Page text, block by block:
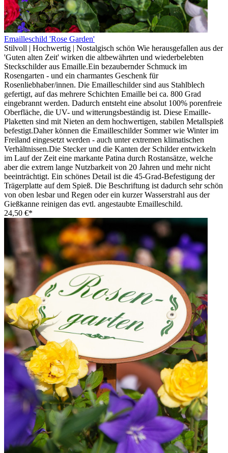
Emailleschild 'Rose Garden'
Stilvoll | Hochwertig | Nostalgisch schön Wie herausgefallen aus der
'Guten alten Zeit' wirken die altbewährten und wiederbelebten
Steckschilder aus Emaille.Ein bezaubernder Schmuck im
Rosengarten - und ein charmantes Geschenk für
Rosenliebhaber/innen. Die Emailleschilder sind aus Stahlblech
gefertigt, auf das mehrere Schichten Emaille bei ca. 800 Grad
eingebrannt werden. Dadurch entsteht eine absolut 100% porenfreie
Oberfläche, die UV- und witterungsbeständig ist. Diese Emaille-
Plaketten sind mit Nieten an dem hochwertigen, stabilen Metallspieß
befestigt.Daher können die Emailleschilder Sommer wie Winter im
Freiland eingesetzt werden - auch unter extremen klimatischen
Verhältnissen.Die Stecker und die Kanten der Schilder entwickeln
im Lauf der Zeit eine markante Patina durch Rostansätze, welche
aber die extrem lange Nutzbarkeit von 20 Jahren und mehr nicht
beeinträchtigt. Ein schönes Detail ist die 45-Grad-Befestigung der
Trägerplatte auf dem Spieß. Die Beschriftung ist dadurch sehr schön
von oben lesbar und Regen oder ein kurzer Wasserstrahl aus der
Gießkanne reinigen das evtl. angestaubte Emailleschild.
24,50 €*